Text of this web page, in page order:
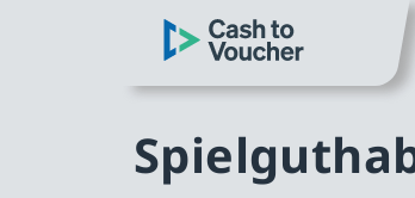
zum Hauptinhalt springen
zur Hauptnavigation springen
CashToVoucher: Zur Startseite